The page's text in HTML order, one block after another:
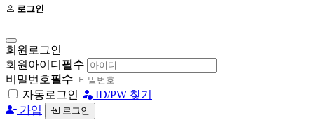
로그인
회원로그인
회원아이디 필수
비밀번호필수
자동로그인
ID/PW 찾기
가입
로그인